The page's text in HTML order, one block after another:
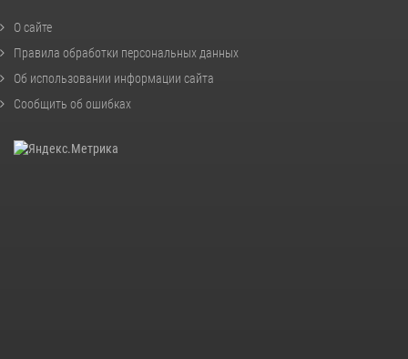
О сайте
Правила обработки персональных данных
Об использовании информации сайта
Сообщить об ошибках